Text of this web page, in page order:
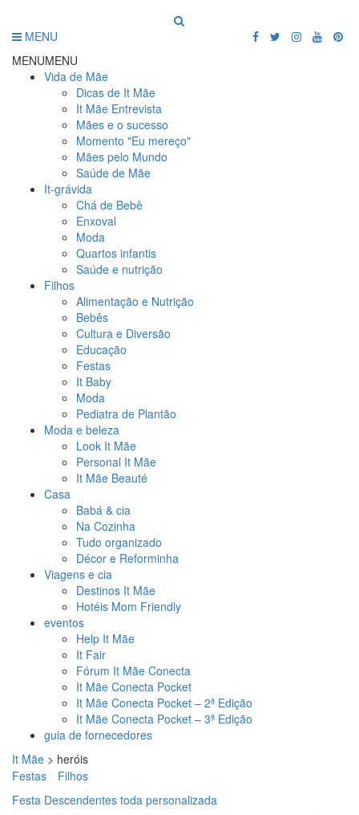
MENU
MENUMENU
Vida de Mãe
Dicas de It Mãe
It Mãe Entrevista
Mães e o sucesso
Momento "Eu mereço"
Mães pelo Mundo
Saúde de Mãe
It-grávida
Chá de Bebê
Enxoval
Moda
Quartos infantis
Saúde e nutrição
Filhos
Alimentação e Nutrição
Bebês
Cultura e Diversão
Educação
Festas
It Baby
Moda
Pediatra de Plantão
Moda e beleza
Look It Mãe
Personal It Mãe
It Mãe Beauté
Casa
Babá & cia
Na Cozinha
Tudo organizado
Décor e Reforminha
Viagens e cia
Destinos It Mãe
Hotéis Mom Friendly
eventos
Help It Mãe
It Fair
Fórum It Mãe Conecta
It Mãe Conecta Pocket
It Mãe Conecta Pocket – 2ª Edição
It Mãe Conecta Pocket – 3ª Edição
guia de fornecedores
It Mãe > heróis
Festas
Filhos
Festa Descendentes toda personalizada